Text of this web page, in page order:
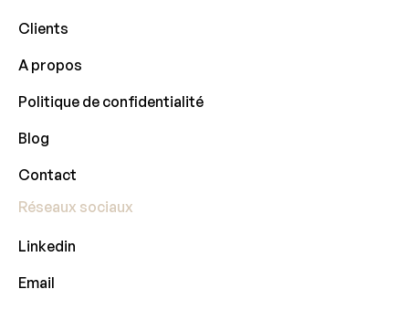
Clients
A propos
Politique de confidentialité
Blog
Contact
Réseaux sociaux
Linkedin
Email